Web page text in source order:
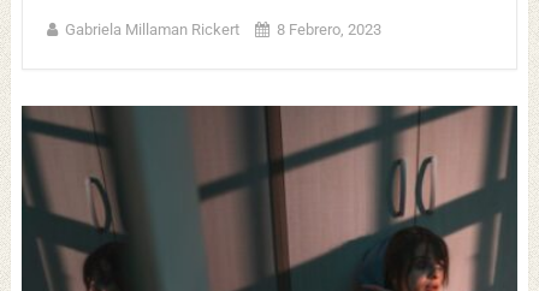
Gabriela Millaman Rickert 8 Febrero, 2023